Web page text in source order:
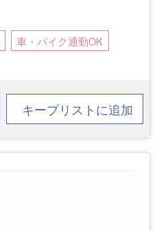
車・バイク通勤OK
キープリストに追加